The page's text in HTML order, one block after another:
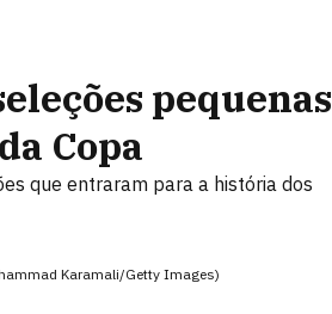
pequenas
Copa
que entraram para a história dos
Karamali/Getty Images)